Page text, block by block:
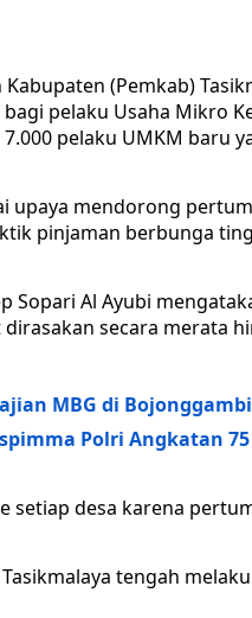
(Pemkab)
pelaku Usaha Mikro
pelaku UMKM baru
upaya mendorong
pinjaman berbunga
Sopari Al Ayubi
secara merata
MBG di
Polri Angkatan
setiap desa karena
tengah